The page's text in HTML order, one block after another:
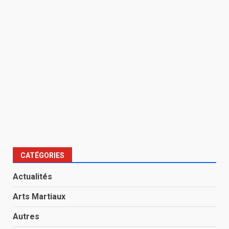
CATÉGORIES
Actualités
Arts Martiaux
Autres